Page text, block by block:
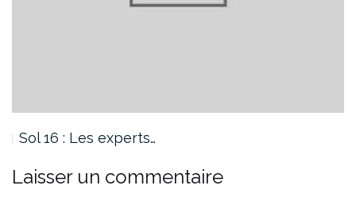
Sol 16 : Les experts…
Laisser un commentaire